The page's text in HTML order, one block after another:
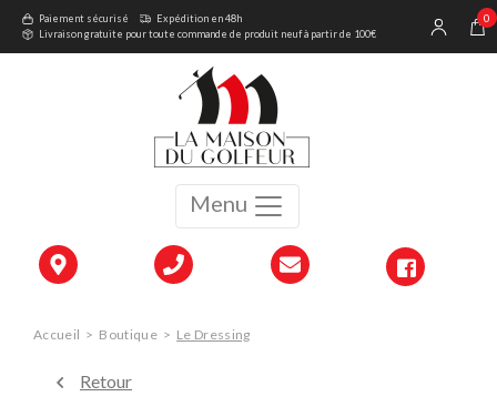
Menu
Paiement sécurisé
Expédition en 48h
Livraison gratuite pour toute commande de produit neuf à partir de 100€
0
Accueil > Boutique > Le Dressing
Retour